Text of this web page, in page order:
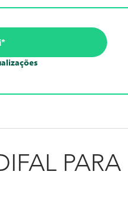
PARA